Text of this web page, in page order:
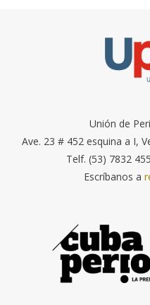
Unión de
Ave. 23 # 452 esquina a I,
Telf. (53) 7832
Escríbanos a